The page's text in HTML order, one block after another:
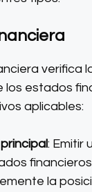
verifica
los estados
aplicables:
: Emitir
la